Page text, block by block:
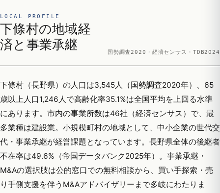
LOCAL PROFILE
下條村の地域経
済と事業承継
国勢調査2020・経済センサス・TDB2024
下條村（長野県）の人口は3,545人（国勢調査2020年）、65
歳以上人口1,246人で高齢化率35.1%は全国平均を上回る水準
にあります。市内の事業所数は46社（経済センサス）で、最
多業種は建設業。小規模町村の地域として、中小企業の世代交
代・事業承継が経営課題となっています。長野県全体の後継者
不在率は49.6%（帝国データバンク2025年）。事業承継・
M&Aの選択肢は公的窓口での無料相談から、買い手探索・売
り手側支援を伴うM&Aアドバイザリーまで多岐にわたりま